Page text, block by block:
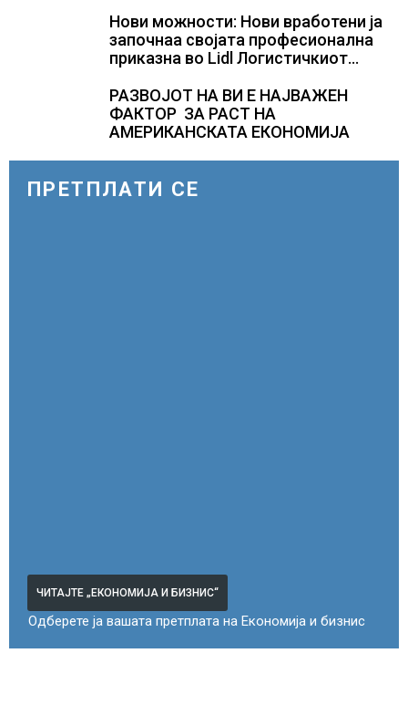
СЛОВЕНИЈА
Нови можности: Нови вработени ја
започнаа својата професионална
приказна во Lidl Логистичкиот
РАЗВОЈОТ НА ВИ Е НАЈВАЖЕН
ФАКТОР ЗА РАСТ НА
АМЕРИКАНСКАТА ЕКОНОМИЈА
ПРЕТПЛАТИ СЕ
ЧИТАЈТЕ „ЕКОНОМИЈА И БИЗНИС“
Одберете ја вашата претплата на Економија и бизнис